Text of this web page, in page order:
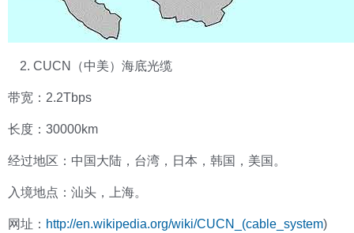
CUCN（中美）海底光缆
带宽：2.2Tbps
长度：30000km
经过地区：中国大陆，台湾，日本，韩国，美国。
入境地点：汕头，上海。
网址： http://en.wikipedia.org/wiki/CUCN_(cable_system)